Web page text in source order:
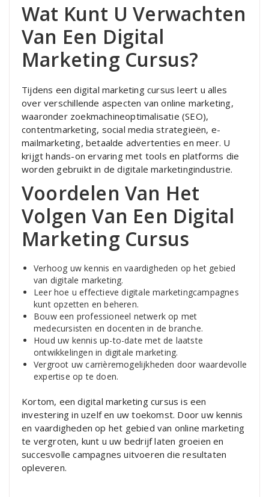
Wat Kunt U Verwachten
Van Een Digital
Marketing Cursus?
Tijdens een digital marketing cursus leert u alles
over verschillende aspecten van online marketing,
waaronder zoekmachineoptimalisatie (SEO),
contentmarketing, social media strategieën, e-
mailmarketing, betaalde advertenties en meer. U
krijgt hands-on ervaring met tools en platforms die
worden gebruikt in de digitale marketingindustrie.
Voordelen Van Het
Volgen Van Een Digital
Marketing Cursus
Verhoog uw kennis en vaardigheden op het gebied
van digitale marketing.
Leer hoe u effectieve digitale marketingcampagnes
kunt opzetten en beheren.
Bouw een professioneel netwerk op met
medecursisten en docenten in de branche.
Houd uw kennis up-to-date met de laatste
ontwikkelingen in digitale marketing.
Vergroot uw carrièremogelijkheden door waardevolle
expertise op te doen.
Kortom, een digital marketing cursus is een
investering in uzelf en uw toekomst. Door uw kennis
en vaardigheden op het gebied van online marketing
te vergroten, kunt u uw bedrijf laten groeien en
succesvolle campagnes uitvoeren die resultaten
opleveren.